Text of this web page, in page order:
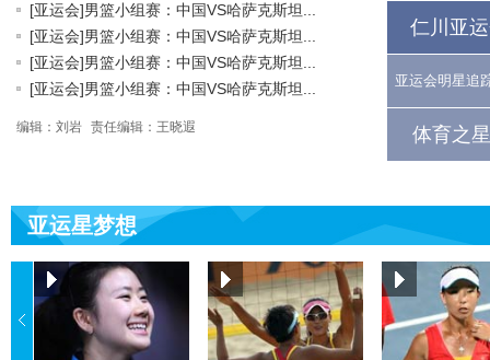
[亚运会]男篮小组赛：中国VS哈萨克斯坦...
[亚运会]男篮小组赛：中国VS哈萨克斯坦...
[亚运会]男篮小组赛：中国VS哈萨克斯坦...
[亚运会]男篮小组赛：中国VS哈萨克斯坦...
编辑：刘岩 责任编辑：王晓遐
仁川亚
亚运会明星追
体育之
亚运星梦想